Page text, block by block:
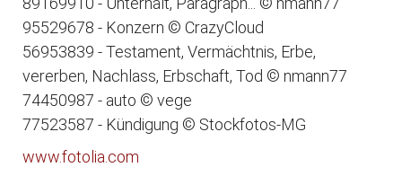
95529678 - Konzern © CrazyCloud
56953839 - Testament, Vermächtnis, Erbe,
vererben, Nachlass, Erbschaft, Tod © nmann77
74450987 - auto © vege
77523587 - Kündigung © Stockfotos-MG
www.fotolia.com